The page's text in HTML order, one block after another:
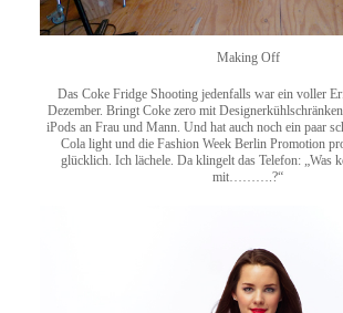
Making Off
Das Coke Fridge Shooting jedenfalls war ein voller
Dezember. Bringt Coke zero mit
iPods an Frau und Mann. Und hat auch noch ein paar
Cola light und die Fashion Week Berlin Promotion
glücklich. Ich lächele. Da klingelt das Telefon: „Was
mit……….?“